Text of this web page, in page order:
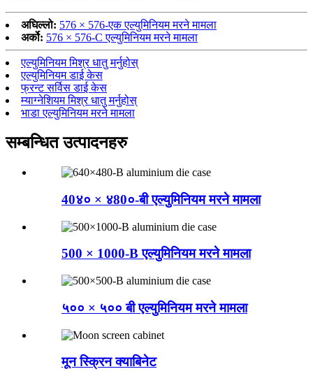
अघिल्लो: 576 × 576-एक एल्युमिनियम मरने मामला
अर्को: 576 × 576-C एल्युमिनियम मरने मामला
एल्युमिनियम मिश्र धातु मर्नुहोस्
एल्युमिनियम डाई केस
फ्रन्ट सर्विस डाई केस
म्याग्नेशियम मिश्र धातु मर्नुहोस्
भाडा एल्युमिनियम मरने मामला
सम्बन्धित उत्पादनहरु
40४० × ४80०-बी एल्युमिनियम मरने मामला
500 × 1000-B एल्युमिनियम मरने मामला
५०० × ५०० बी एल्युमिनियम मरने मामला
मून स्क्रिन क्याबिनेट